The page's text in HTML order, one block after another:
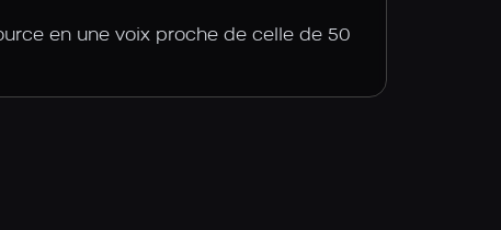
en une voix proche de celle de 50